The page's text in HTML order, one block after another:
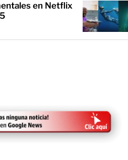
en Netflix